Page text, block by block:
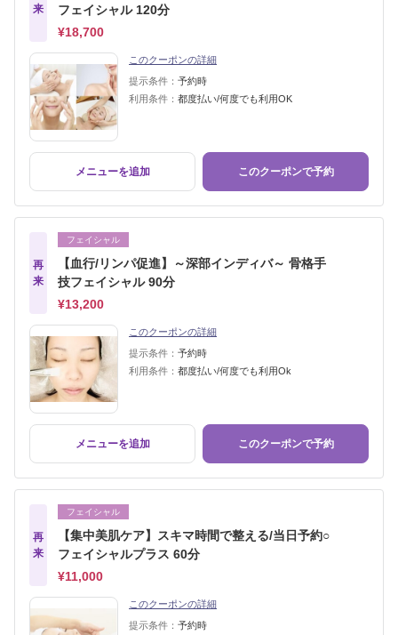
来
フェイシャル 120分
¥18,700
このクーポンの詳細
提示条件： 予約時
利用条件： 都度払い/何度でも利用OK
メニューを追加 このクーポンで予約
再
来
フェイシャル
【血行/リンパ促進】～深部インディバ～ 骨格手
技フェイシャル 90分
¥13,200
このクーポンの詳細
提示条件： 予約時
利用条件： 都度払い/何度でも利用Ok
メニューを追加 このクーポンで予約
再
来
フェイシャル
【集中美肌ケア】スキマ時間で整える/当日予約○
フェイシャルプラス 60分
¥11,000
このクーポンの詳細
提示条件： 予約時